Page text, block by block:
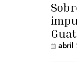
abril